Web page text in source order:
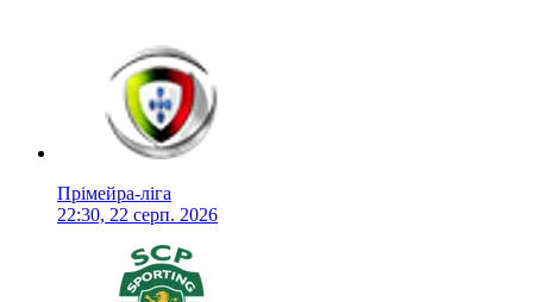
Прімейра-ліга
22:30, 22 серп. 2026